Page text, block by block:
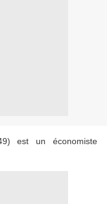
est un économiste